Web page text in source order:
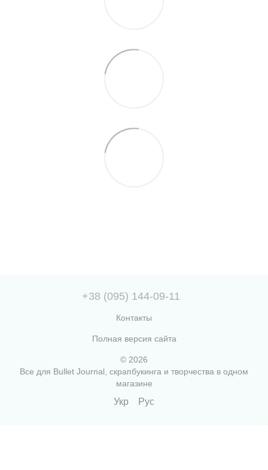
+38 (095) 144-09-11
Контакты
Полная версия сайта
© 2026
Все для Bullet Journal, скрапбукинга и творчества в одном
магазине
Укр Рус